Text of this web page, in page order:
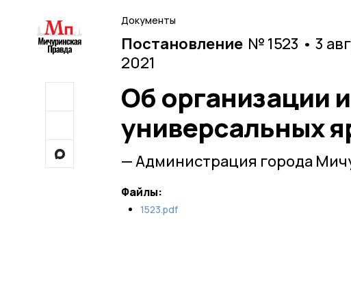
Документы
Постановление № 1523 • 3
2021
Об организации
универсальных
— Администрация города
Файлы:
1523.pdf